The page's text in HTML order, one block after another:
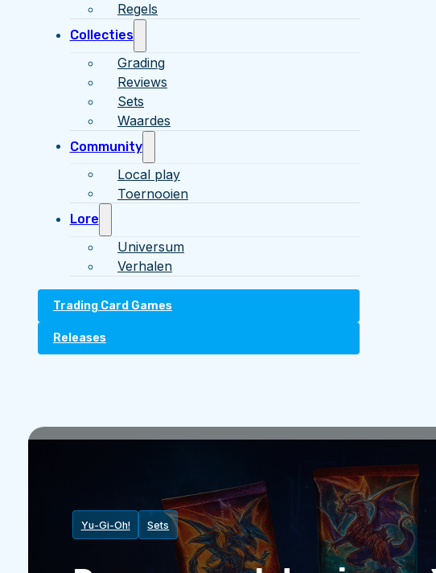
Regels
Collecties
Grading
Reviews
Sets
Waardes
Community
Local play
Toernooien
Lore
Universum
Verhalen
Trading Card Games
Releases
Yu-Gi-Oh! Sets